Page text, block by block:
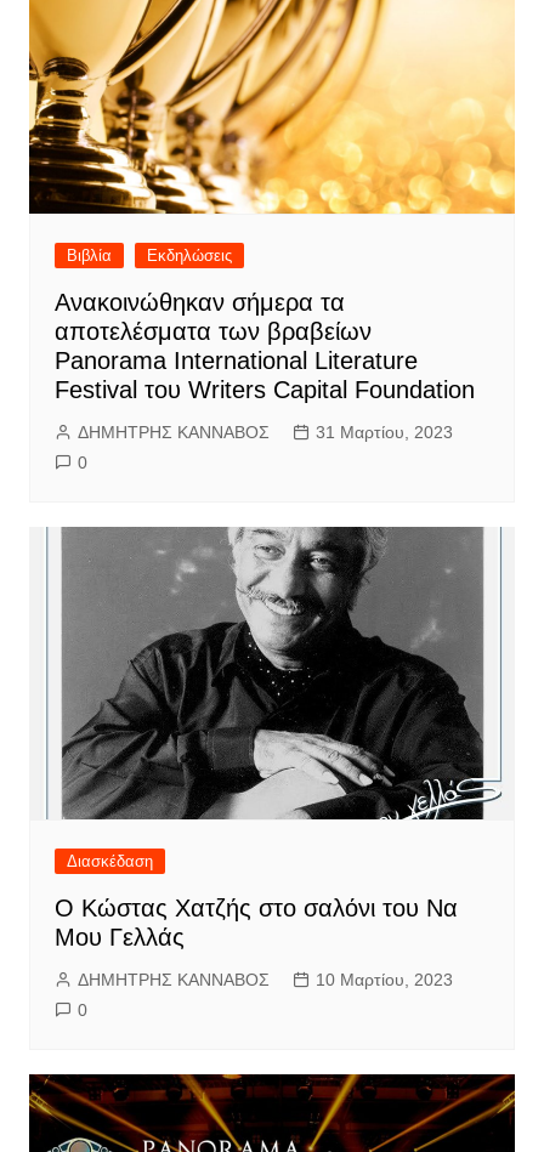
Βιβλία Εκδηλώσεις
Ανακοινώθηκαν σήμερα τα
αποτελέσματα των βραβείων
Panorama International Literature
Festival του Writers Capital Foundation
ΔΗΜΗΤΡΗΣ ΚΑΝΝΑΒΟΣ
31 Μαρτίου, 2023
0
Διασκέδαση
Ο Κώστας Χατζής στο σαλόνι του Να
Μου Γελλάς
ΔΗΜΗΤΡΗΣ ΚΑΝΝΑΒΟΣ
10 Μαρτίου, 2023
0